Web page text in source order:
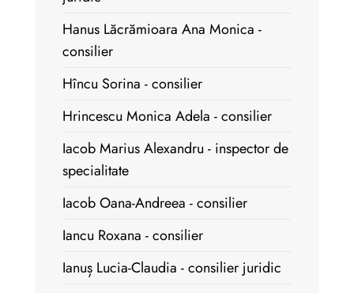
Hanus Lăcrămioara Ana Monica -
consilier
Hîncu Sorina - consilier
Hrincescu Monica Adela - consilier
Iacob Marius Alexandru - inspector de
specialitate
Iacob Oana-Andreea - consilier
Iancu Roxana - consilier
Ianuș Lucia-Claudia - consilier juridic